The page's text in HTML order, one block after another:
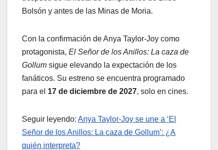
Bolsón y antes de las Minas de Moria.
Con la confirmación de Anya Taylor-Joy como
protagonista, El Señor de los Anillos: La caza de
Gollum sigue elevando la expectación de los
fanáticos. Su estreno se encuentra programado
para el 17 de diciembre de 2027, solo en cines.
Seguir leyendo: Anya Taylor-Joy se une a ‘El
Señor de los Anillos: La caza de Gollum’: ¿A
quién interpreta?